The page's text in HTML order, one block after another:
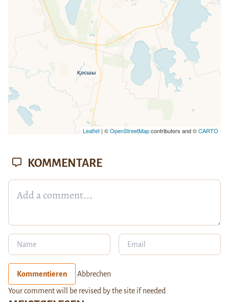
Leaflet| ©OpenStreetMapcontributors and ©CARTO
KOMMENTARE
Kommentieren Abbrechen
Your comment will be revised by the site if needed.